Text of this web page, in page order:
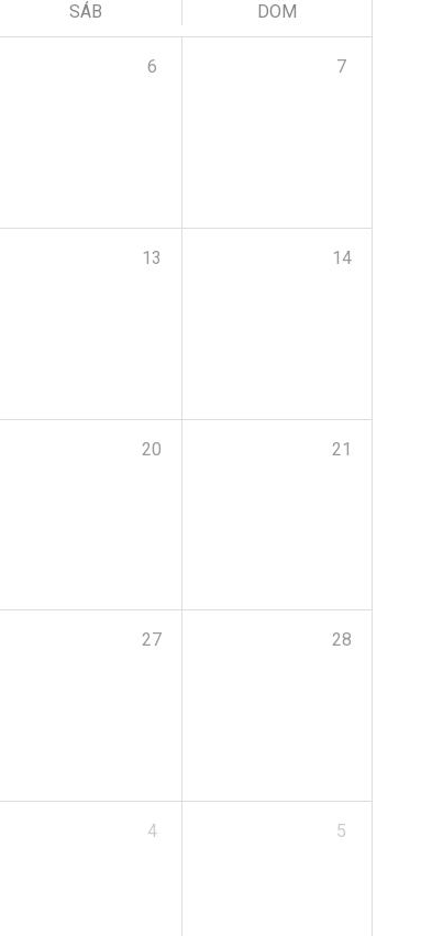
SÁB DOM
6 7
13 14
20 21
27 28
4 5